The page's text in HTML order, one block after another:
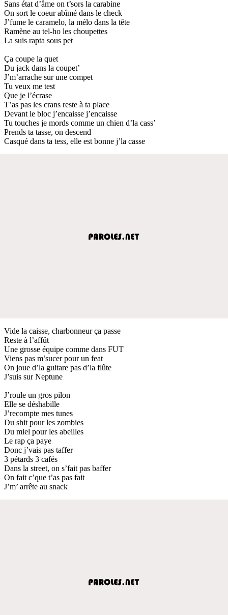
Sans état d’âme on t’sors la carabine
On sort le coeur abîmé dans le check
J’fume le caramelo, la mélo dans la tête
Ramène au tel-ho les choupettes
La suis rapta sous pet
Ça coupe la quet
Du jack dans la coupet’
J’m’arrache sur une compet
Tu veux me test
Que je l’écrase
T’as pas les crans reste à ta place
Devant le bloc j’encaisse j’encaisse
Tu touches je mords comme un chien d’la cass’
Prends ta tasse, on descend
Casqué dans ta tess, elle est bonne j’la casse
Vide la caisse, charbonneur ça passe
Reste à l’affût
Une grosse équipe comme dans FUT
Viens pas m’sucer pour un feat
On joue d’la guitare pas d’la flûte
J’suis sur Neptune
J’roule un gros pilon
Elle se déshabille
J’recompte mes tunes
Du shit pour les zombies
Du miel pour les abeilles
Le rap ça paye
Donc j’vais pas taffer
3 pétards 3 cafés
Dans la street, on s’fait pas baffer
On fait c’que t’as pas fait
J’m’ arrête au snack